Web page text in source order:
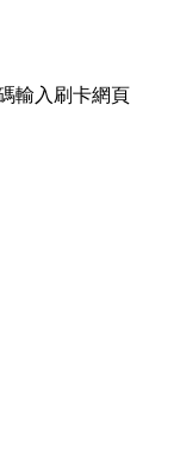
輸入刷卡網頁